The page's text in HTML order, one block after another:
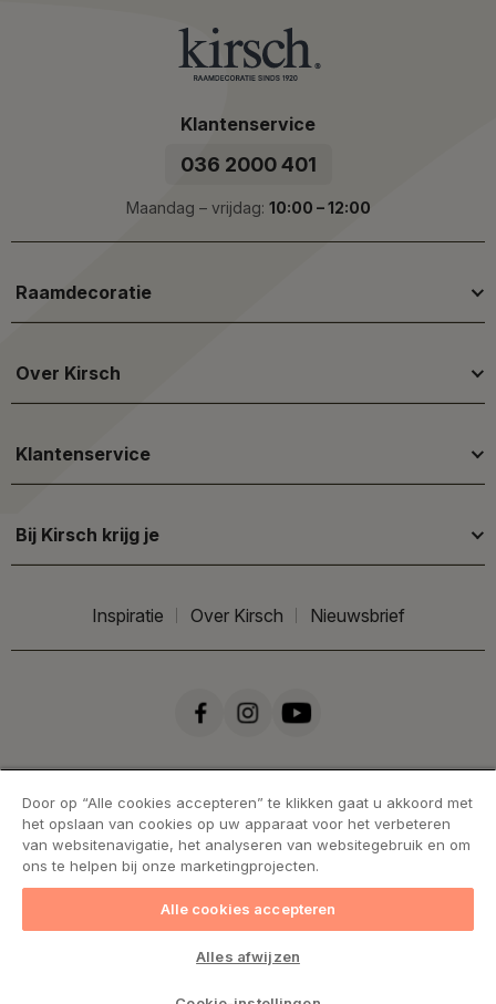
Klantenservice
036 2000 401
Maandag – vrijdag: 10:00 – 12:00
Raamdecoratie
Over Kirsch
Klantenservice
Bij Kirsch krijg je
Inspiratie Over Kirsch Nieuwsbrief
Handelsvoorwaarden Cookies
Door op “Alle cookies accepteren” te klikken gaat u akkoord met
het opslaan van cookies op uw apparaat voor het verbeteren
van websitenavigatie, het analyseren van websitegebruik en om
ons te helpen bij onze marketingprojecten.
Alle cookies accepteren
Alles afwijzen